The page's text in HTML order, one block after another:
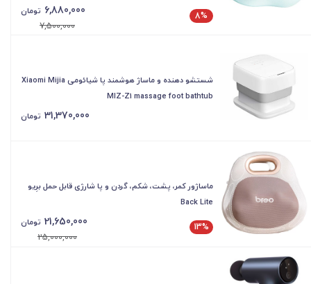
8%
6,880,000 تومان
7,500,000
شستشو دهنده و ماساژ هوشمند پا شیائومی Xiaomi Mijia
MIZ-Z1 massage foot bathtub
31,370,000 تومان
ماساژور کمر، پشت، شکم، گردن و پا شارژی قابل حمل برِیو
Back Lite
13%
21,650,000 تومان
25,000,000